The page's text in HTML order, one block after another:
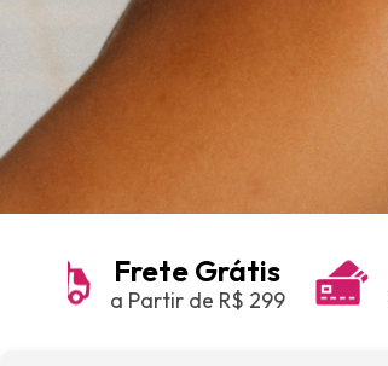
Frete Grátis
a Partir de R$ 299